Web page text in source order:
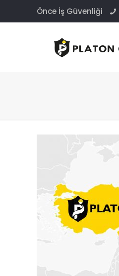
Önce İş Güvenliği